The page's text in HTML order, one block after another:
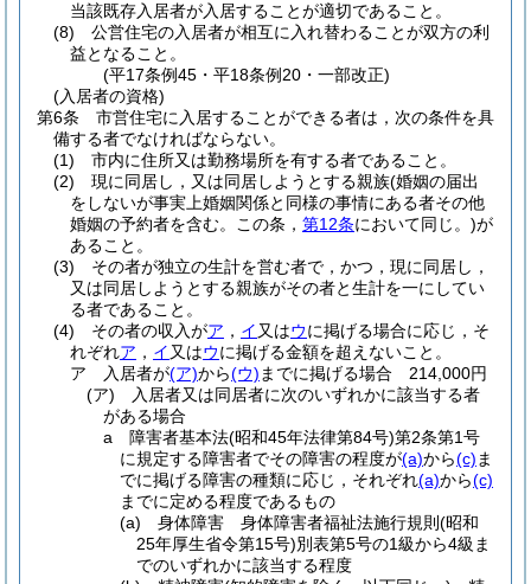
当該既存入居者が入居することが適切であること。
(8)
公営住宅の入居者が相互に入れ替わることが双方の利
益となること。
(平17条例45・平18条例20・一部改正)
(入居者の資格)
第6条
市営住宅に入居することができる者は，次の条件を具
備する者でなければならない。
(1)
市内に住所又は勤務場所を有する者であること。
(2)
現に同居し，又は同居しようとする親族(婚姻の届出
をしないが事実上婚姻関係と同様の事情にある者その他
婚姻の予約者を含む。この条， 第12条において同じ。)が
あること。
(3)
その者が独立の生計を営む者で，かつ，現に同居し，
又は同居しようとする親族がその者と生計を一にしてい
る者であること。
(4)
その者の収入がア ， イ 又はウに掲げる場合に応じ，そ
れぞれア ， イ 又はウに掲げる金額を超えないこと。
ア
入居者が(ア)から(ウ) までに掲げる場合 214,000円
(ア)
入居者又は同居者に次のいずれかに該当する者
がある場合
a
障害者基本法(昭和45年法律第84号)第2条第1号
に規定する障害者でその障害の程度が(a)から(c) ま
でに掲げる障害の種類に応じ，それぞれ(a)から(c)
までに定める程度であるもの
(a)
身体障害 身体障害者福祉法施行規則(昭和
25年厚生省令第15号)別表第5号の1級から4級ま
でのいずれかに該当する程度